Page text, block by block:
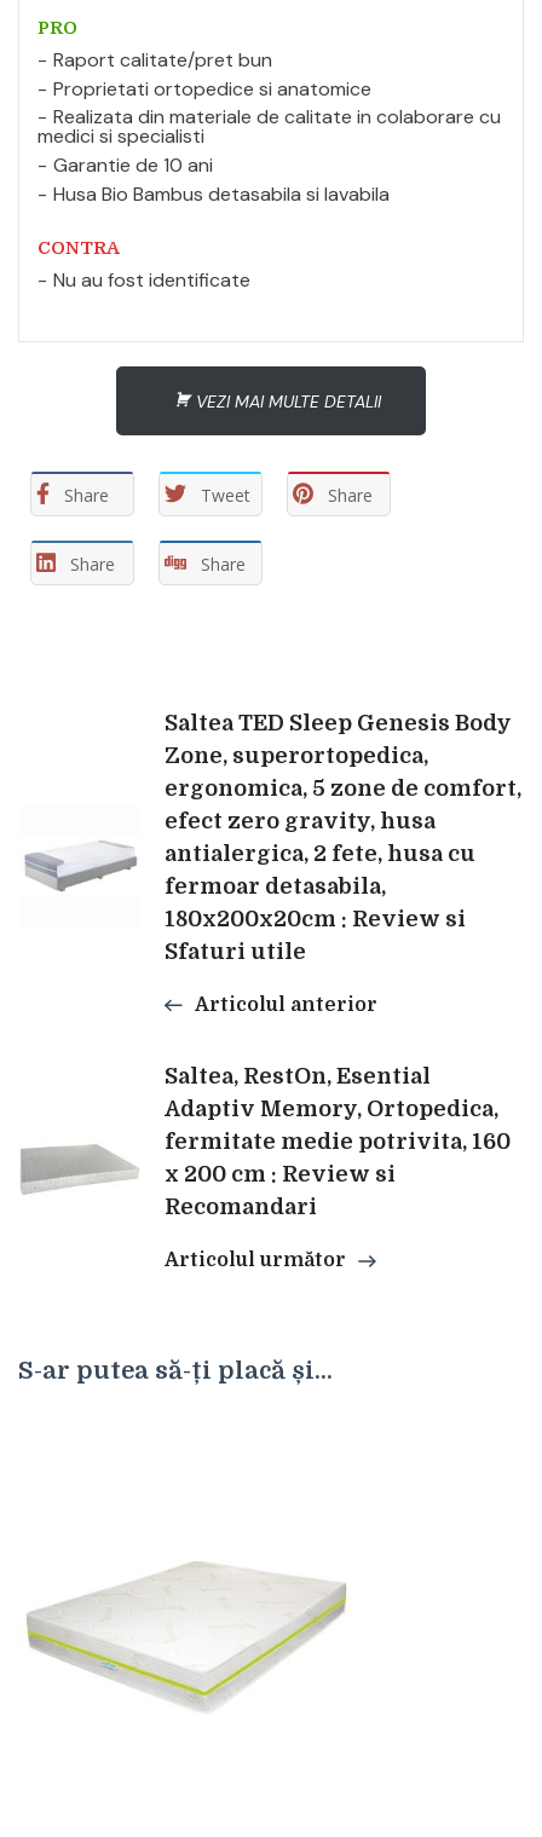
PRO
Raport calitate/pret bun
Proprietati ortopedice si anatomice
Realizata din materiale de calitate in colaborare cu
medici si specialisti
Garantie de 10 ani
Husa Bio Bambus detasabila si lavabila
CONTRA
Nu au fost identificate
VEZI MAI MULTE DETALII
Share Tweet Share
Share Share
Navigare
articole
Saltea TED Sleep Genesis Body
Zone, superortopedica,
ergonomica, 5 zone de comfort,
efect zero gravity, husa
antialergica, 2 fete, husa cu
fermoar detasabila,
180x200x20cm : Review si
Sfaturi utile
Articolul anterior
Saltea, RestOn, Esential
Adaptiv Memory, Ortopedica,
fermitate medie potrivita, 160
x 200 cm : Review si
Recomandari
Articolul următor
S-ar putea să-ți placă și...